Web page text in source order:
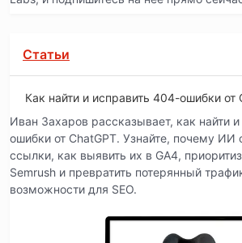
Статьи
Как найти и исправить 404-ошибки от
Иван Захаров рассказывает, как найти
ошибки от ChatGPT. Узнайте, почему ИИ
ссылки, как выявить их в GA4,
Semrush и превратить потерянный
возможности для SEO.